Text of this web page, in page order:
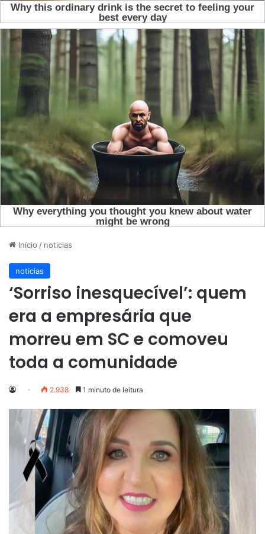
Início / noticias
noticias
‘Sorriso inesquecível’: quem
era a empresária que
morreu em SC e comoveu
toda a comunidade
2.938 1 minuto de leitura